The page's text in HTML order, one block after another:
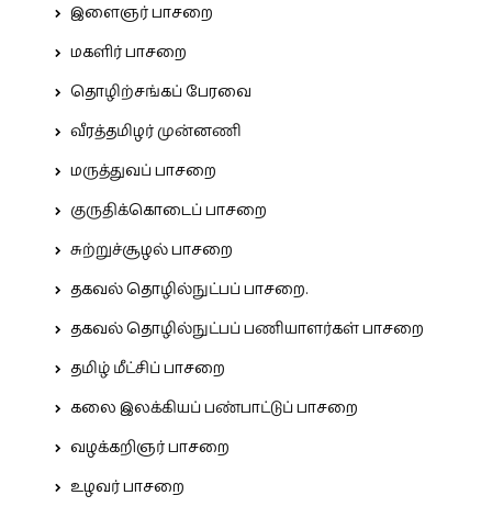
இளைஞர் பாசறை
மகளிர் பாசறை
தொழிற்சங்கப் பேரவை
வீரத்தமிழர் முன்னணி
மருத்துவப் பாசறை
குருதிக்கொடைப் பாசறை
சுற்றுச்சூழல் பாசறை
தகவல் தொழில்நுட்பப் பாசறை.
தகவல் தொழில்நுட்பப் பணியாளர்கள் பாசறை
தமிழ் மீட்சிப் பாசறை
கலை இலக்கியப் பண்பாட்டுப் பாசறை
வழக்கறிஞர் பாசறை
உழவர் பாசறை